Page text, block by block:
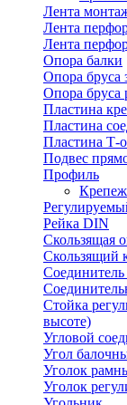
Лента
Лента
Лента
Опора балки
Опора бруса
Опора бруса
Пластина
Пластина
Пластина Т-
Подвес
Профиль
Рейка DIN
Скользящая
Скользящий
Соединитель
Стойка
высоте)
Угловой
Угол
Уголок
Уголок